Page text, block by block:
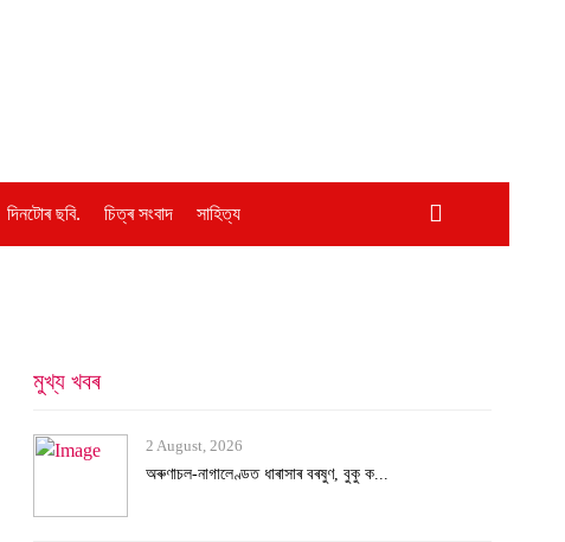
দিনটোৰ ছবি. চিত্ৰ সংবাদ সাহিত্য
মুখ্য খবৰ
2 August, 2026
অৰুণাচল-নাগালেণ্ডত ধাৰাসাৰ বৰষুণ, বুকু ক...